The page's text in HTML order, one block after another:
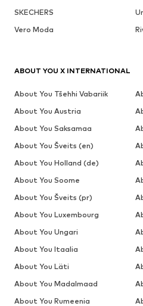
SKECHERS
Vero Moda
ABOUT YOU X INTERNATIONAL
About You Tšehhi Vabariik
About You Austria
About You Saksamaa
About You Šveits (en)
About You Holland (de)
About You Soome
About You Šveits (pr)
About You Luxembourg
About You Ungari
About You Itaalia
About You Läti
About You Madalmaad
About You Rumeenia